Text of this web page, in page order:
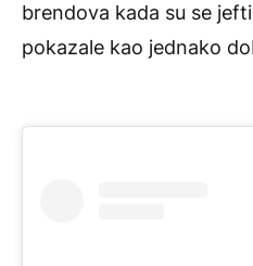
brendova kada su se
pokazale kao jednako